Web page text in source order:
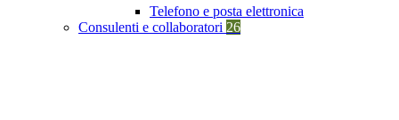
Telefono e posta elettronica
Consulenti e collaboratori 26